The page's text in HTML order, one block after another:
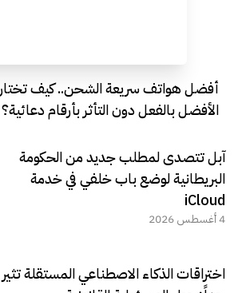
أفضل هواتف سريعة الشحن.. كيف تختار
الأفضل بالفعل دون التأثر بأرقام دعائية؟
آبل تتصدى لمطلب جديد من الحكومة
البريطانية لوضع باب خلفي في خدمة
iCloud
4 أغسطس 2026
اختراقات الذكاء الاصطناعي المستقلة تثير